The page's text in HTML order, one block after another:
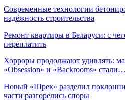
Современные технологии
надёжность строительства
Ремонт квартиры в Беларуси: с
переплатить
Хорроры продолжают удивлять:
«Obsession» и «Backrooms» стали…
Новый «Шрек» разделил
части разгорелись споры